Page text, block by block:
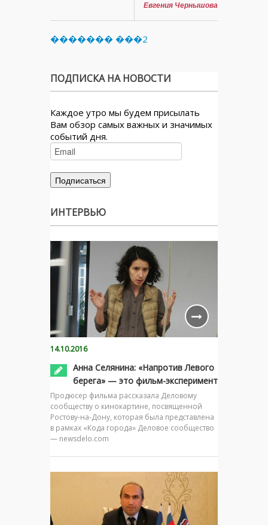
Евгения Чернышова
������� ���2
ПОДПИСКА НА НОВОСТИ
Каждое утро мы будем присылать
Вам обзор самых важных и значимых
событий дня.
ИНТЕРВЬЮ
14.10.2016
Анна Селянина: «Напротив Левого
берега» — это фильм-эксперимент
Продюсер фильма рассказала Деловому
сообществу о кинокартине, посвященной
Ростову-на-Дону, которая была представлена
в рамках «Кода города» Деловое сообщество
— newsdelo.com